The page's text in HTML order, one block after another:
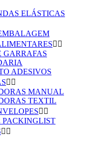
ELÁSTICAS
 
GARRAFAS
ADESIVOS
 
MANUAL
TEXTIL
 
PACKINGLIST
 